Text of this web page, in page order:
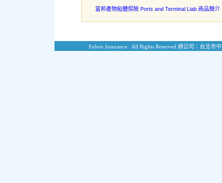
富邦產物船體保險 Ports and Terminal Liab.商品簡介
Fubon Insurance . All Rights Reserved. 總公司：台北市